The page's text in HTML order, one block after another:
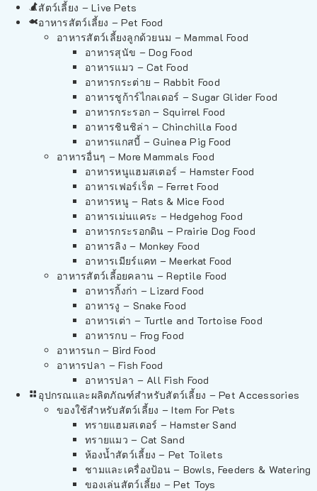
สัตว์เลี้ยง – Live Pets
อาหารสัตว์เลี้ยง – Pet Food
อาหารสัตว์เลี้ยงลูกด้วยนม – Mammal Food
อาหารสุนัข – Dog Food
อาหารแมว – Cat Food
อาหารกระต่าย – Rabbit Food
อาหารชูก้าร์ไกลเดอร์ – Sugar Glider Food
อาหารกระรอก – Squirrel Food
อาหารชินชิล่า – Chinchilla Food
อาหารแกสบี้ – Guinea Pig Food
อาหารอื่นๆ – More Mammals Food
อาหารหนูแฮมสเตอร์ – Hamster Food
อาหารเฟอร์เร็ต – Ferret Food
อาหารหนู – Rats & Mice Food
อาหารเม่นแคระ – Hedgehog Food
อาหารกระรอกดิน – Prairie Dog Food
อาหารลิง – Monkey Food
อาหารเมียร์แคท – Meerkat Food
อาหารสัตว์เลี้อยคลาน – Reptile Food
อาหารกิ้งก่า – Lizard Food
อาหารงู – Snake Food
อาหารเต่า – Turtle and Tortoise Food
อาหารกบ – Frog Food
อาหารนก – Bird Food
อาหารปลา – Fish Food
อาหารปลา – All Fish Food
อุปกรณและผลิตภัณฑ์สำหรับสัตว์เลี้ยง – Pet Accessories
ของใช้สำหรับสัตว์เลี้ยง – Item For Pets
ทรายแฮมสเตอร์ – Hamster Sand
ทรายแมว – Cat Sand
ห้องน้ำสัตว์เลี้ยง – Pet Toilets
ชามและเครื่องป้อน – Bowls, Feeders & Watering
ของเล่นสัตว์เลี้ยง – Pet Toys